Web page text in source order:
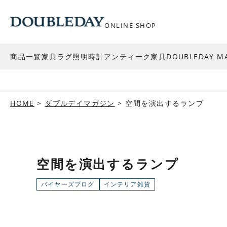
ONLINE SHOP
商品一覧家具ラグ照明時計アンティーク家具DOUBLEDAY
HOME ダブルデイマガジン 空間を演出するランプ
空間を演出するランプ
バイヤーズブログ インテリア雑貨